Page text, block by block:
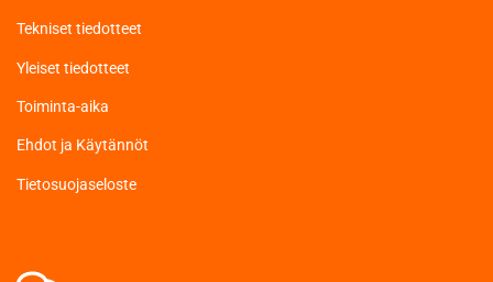
Tekniset tiedotteet
Yleiset tiedotteet
Toiminta-aika
Ehdot ja Käytännöt
Tietosuojaseloste